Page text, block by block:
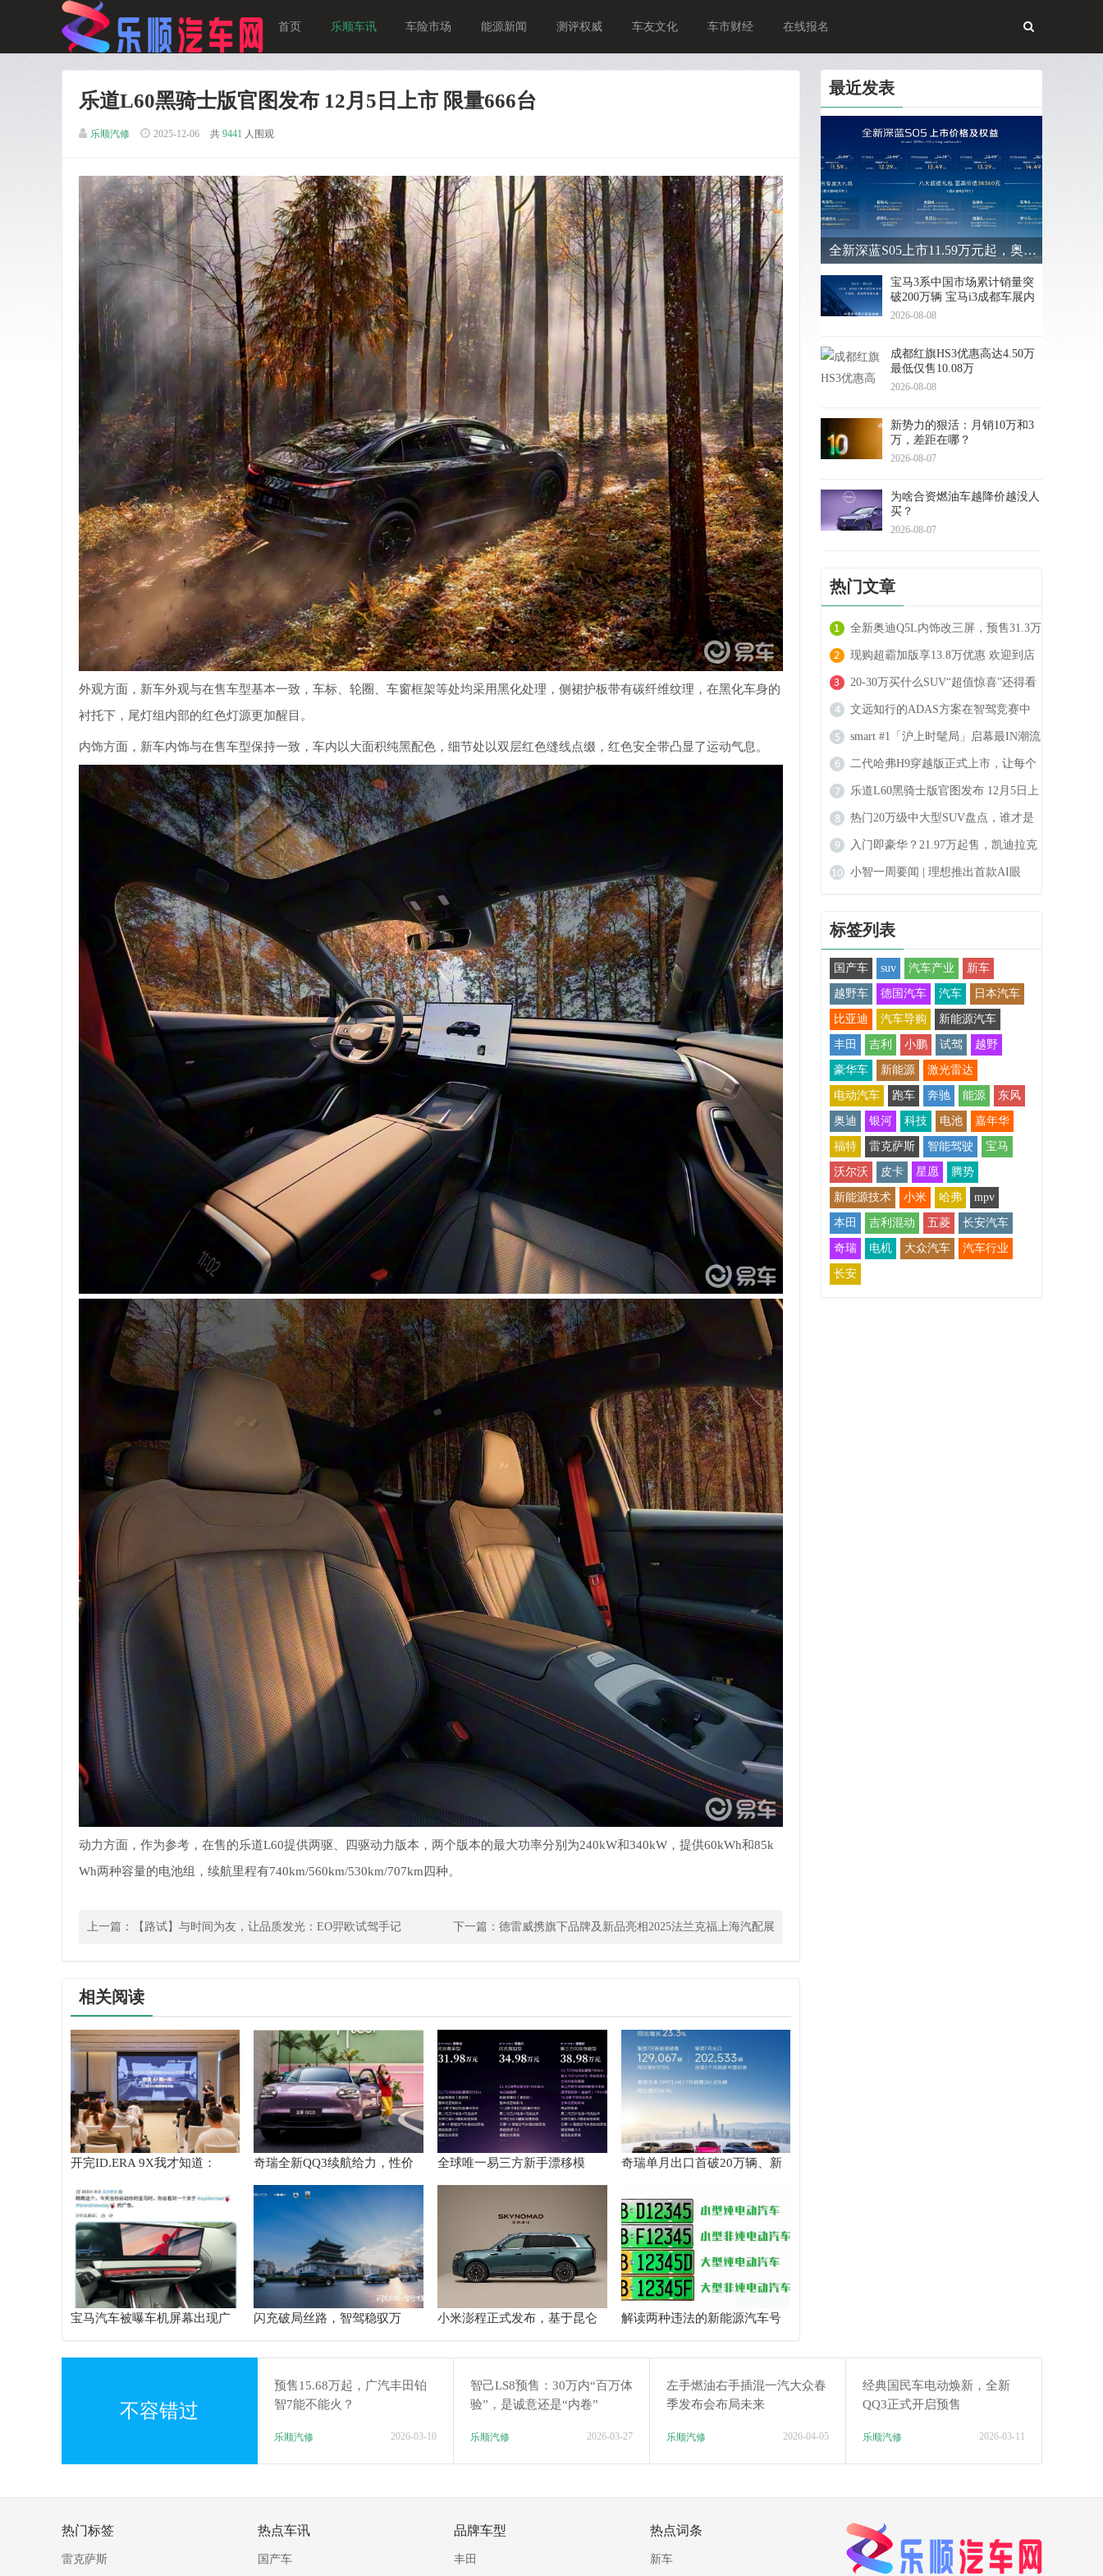
首页 乐顺车讯 车险市场 能源新闻 测评权威 车友文化 车市财经 在线报名
乐道L60黑骑士版官图发布 12月5日上市 限量666台
乐顺汽修 2025-12-06 共 9441 人围观
外观方面，新车外观与在售车型基本一致，车标、轮圈、车窗框架等处均采用黑化处理，侧裙护板带有碳纤维纹理，在黑化车身的
衬托下，尾灯组内部的红色灯源更加醒目。
内饰方面，新车内饰与在售车型保持一致，车内以大面积纯黑配色，细节处以双层红色缝线点缀，红色安全带凸显了运动气息。
动力方面，作为参考，在售的乐道L60提供两驱、四驱动力版本，两个版本的最大功率分别为240kW和340kW，提供60kWh和85k
Wh两种容量的电池组，续航里程有740km/560km/530km/707km四种。
上一篇： 【路试】与时间为友，让品质发光：EO羿欧试驾手记 下一篇： 德雷威携旗下品牌及新品亮相2025法兰克福上海汽配展
相关阅读
开完ID.ERA 9X我才知道：
奇瑞全新QQ3续航给力，性价
比高的新能源汽车的越级实力
全球唯一易三方新手漂移模
式：腾势Z9S让新手也能玩漂移
奇瑞单月出口首破20万辆、新
宝马汽车被曝车机屏幕出现广
情况呢？
闪充破局丝路，智驾稳驭万
小米澎程正式发布，基于昆仑
间SUV
解读两种违法的新能源汽车号
最近发表
全新深蓝S05上市11.59万元起，奥运冠军何可欣同款！
宝马3系中国市场累计销量突
破200万辆 宝马i3成都车展内
饰首发
2026-08-08
成都红旗HS3优惠高达4.50万
最低仅售10.08万
2026-08-08
新势力的狠活：月销10万和3
万，差距在哪？
2026-08-07
为啥合资燃油车越降价越没人
买？
2026-08-07
热门文章
全新奥迪Q5L内饰改三屏，预售31.3万
起
现购超霸加版享13.8万优惠 欢迎到店
试驾
20-30万买什么SUV“超值惊喜”还得看
沃尔沃XC70
文远知行的ADAS方案在智驾竞赛中
拔得头筹，再获广汽合作
smart #1「沪上时髦局」启幕最IN潮流
秀场登陆上海
二代哈弗H9穿越版正式上市，让每个
人都能实现穿越的梦想
乐道L60黑骑士版官图发布 12月5日上
市 限量666台
热门20万级中大型SUV盘点，谁才是
最合适的选择？
入门即豪华？21.97万起售，凯迪拉克
GT4怎么样
小智一周要闻 | 理想推出首款AI眼
标签列表
国产车 suv 汽车产业 新车
越野车 德国汽车 汽车 日本汽车
比亚迪 汽车导购 新能源汽车
丰田 吉利 小鹏 试驾 越野
豪华车 新能源 激光雷达
电动汽车 跑车 奔驰 能源 东风
奥迪 银河 科技 电池 嘉年华
福特 雷克萨斯 智能驾驶 宝马
沃尔沃 皮卡 星愿 腾势
新能源技术 小米 哈弗 mpv
本田 吉利混动 五菱 长安汽车
奇瑞 电机 大众汽车 汽车行业
长安
不容错过
预售15.68万起，广汽丰田铂
智7能不能火？
乐顺汽修 2026-03-10
智己LS8预售：30万内“百万体
验”，是诚意还是“内卷”
乐顺汽修 2026-03-27
左手燃油右手插混一汽大众春
季发布会布局未来
乐顺汽修 2026-04-05
经典国民车电动焕新，全新
QQ3正式开启预售
乐顺汽修 2026-03-11
热门标签
雷克萨斯
热点车讯
国产车
品牌车型
丰田
热点词条
新车